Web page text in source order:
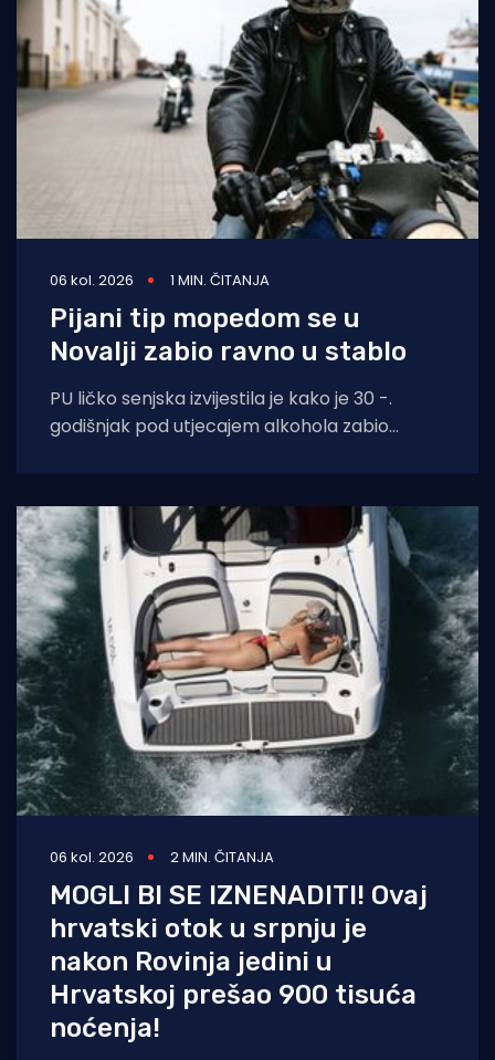
06 kol. 2026 1 MIN. ČITANJA
Pijani tip mopedom se u
Novalji zabio ravno u stablo
PU ličko senjska izvijestila je kako je 30 -.
godišnjak pod utjecajem alkohola zabio
06 kol. 2026 2 MIN. ČITANJA
MOGLI BI SE IZNENADITI! Ovaj
hrvatski otok u srpnju je
nakon Rovinja jedini u
Hrvatskoj prešao 900 tisuća
noćenja!